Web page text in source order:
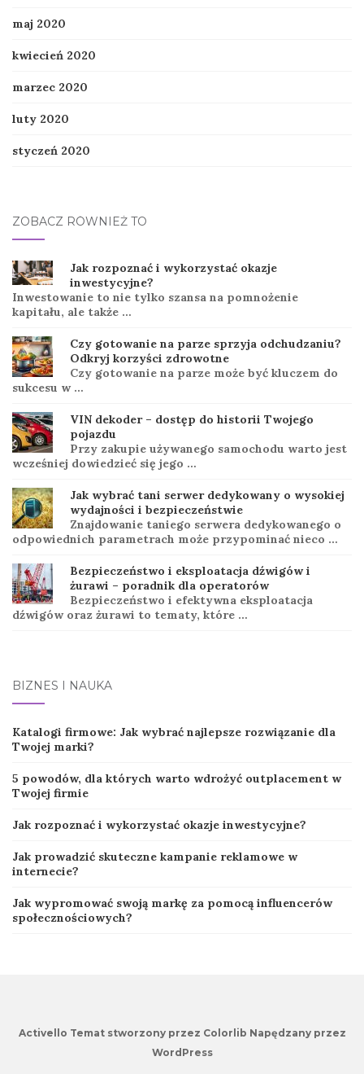
maj 2020
kwiecień 2020
marzec 2020
luty 2020
styczeń 2020
ZOBACZ RÓWNIEŻ TO
Jak rozpoznać i wykorzystać okazje
inwestycyjne?
Inwestowanie to nie tylko szansa na pomnożenie
kapitału, ale także …
Czy gotowanie na parze sprzyja odchudzaniu?
Odkryj korzyści zdrowotne
Czy gotowanie na parze może być kluczem do
sukcesu w …
VIN dekoder – dostęp do historii Twojego
pojazdu
Przy zakupie używanego samochodu warto jest
wcześniej dowiedzieć się jego …
Jak wybrać tani serwer dedykowany o wysokiej
wydajności i bezpieczeństwie
Znajdowanie taniego serwera dedykowanego o
odpowiednich parametrach może przypominać nieco …
Bezpieczeństwo i eksploatacja dźwigów i
żurawi – poradnik dla operatorów
Bezpieczeństwo i efektywna eksploatacja
dźwigów oraz żurawi to tematy, które …
BIZNES I NAUKA
Katalogi firmowe: Jak wybrać najlepsze rozwiązanie dla
Twojej marki?
5 powodów, dla których warto wdrożyć outplacement w
Twojej firmie
Jak rozpoznać i wykorzystać okazje inwestycyjne?
Jak prowadzić skuteczne kampanie reklamowe w
internecie?
Jak wypromować swoją markę za pomocą influencerów
społecznościowych?
Activello Temat stworzony przez Colorlib Napędzany przez
WordPress